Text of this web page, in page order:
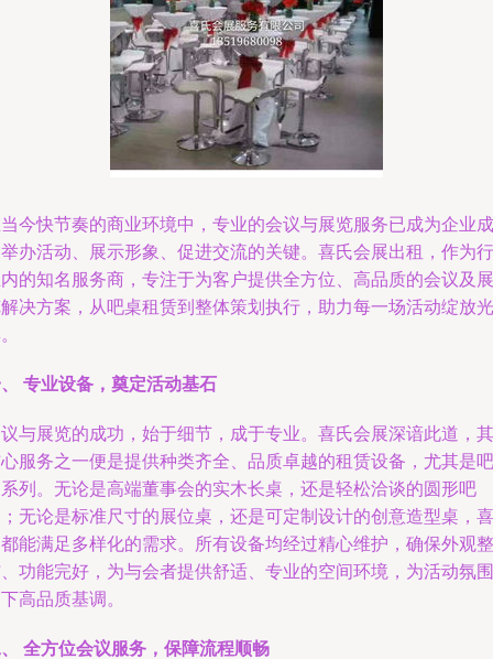
今快节奏的商业环境中，专业的会议与展览服务已成为企业成
办活动、展示形象、促进交流的关键。喜氏会展出租，作为行
的知名服务商，专注于为客户提供全方位、高品质的会议及展
决方案，从吧桌租赁到整体策划执行，助力每一场活动绽放光
专业设备，奠定活动基石
与展览的成功，始于细节，成于专业。喜氏会展深谙此道，其
服务之一便是提供种类齐全、品质卓越的租赁设备，尤其是吧
列。无论是高端董事会的实木长桌，还是轻松洽谈的圆形吧
无论是标准尺寸的展位桌，还是可定制设计的创意造型桌，喜
能满足多样化的需求。所有设备均经过精心维护，确保外观整
功能完好，为与会者提供舒适、专业的空间环境，为活动氛围
高品质基调。
全方位会议服务，保障流程顺畅